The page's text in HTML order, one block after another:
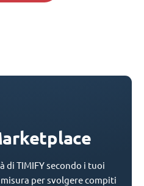
di TIMIFY secondo i tuoi
per svolgere compiti